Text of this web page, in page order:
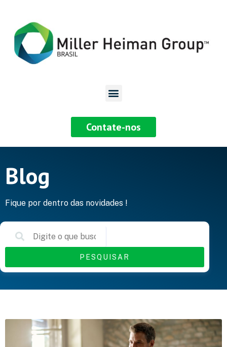
Contate-nos
Blog
Fique por dentro das novidades !
PESQUISAR